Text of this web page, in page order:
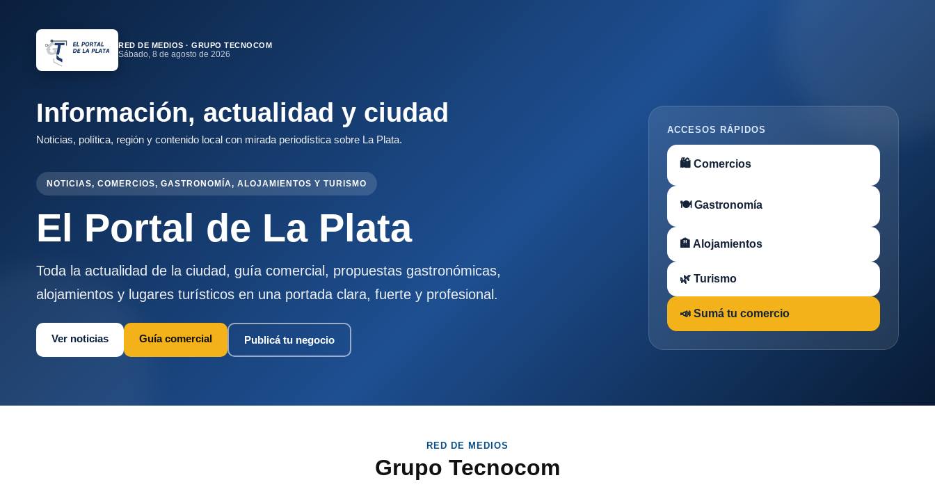
RED DE MEDIOS · GRUPO TECNOCOM
Sábado, 8 de agosto de 2026
Información, actualidad y ciudad
Noticias, política, región y contenido local con mirada periodística sobre La Plata.
NOTICIAS, COMERCIOS, GASTRONOMÍA, ALOJAMIENTOS Y TURISMO
El Portal de La Plata
Toda la actualidad de la ciudad, guía comercial, propuestas gastronómicas,
alojamientos y lugares turísticos en una portada clara, fuerte y profesional.
Ver noticias Guía comercial Publicá tu negocio
ACCESOS RÁPIDOS
🛍 Comercios
🍽 Gastronomía
🏨 Alojamientos
🌿 Turismo
📣 Sumá tu comercio
RED DE MEDIOS
Grupo Tecnocom